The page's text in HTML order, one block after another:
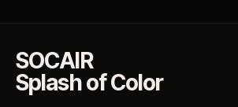
SOCAIR
Splash of Color